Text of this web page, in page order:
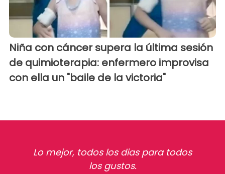
Niña con cáncer supera la última sesión
de quimioterapia: enfermero improvisa
con ella un "baile de la victoria"
Lo mejor, todos los dias para todos
los gustos.